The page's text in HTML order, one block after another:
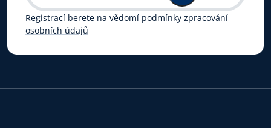
Registrací berete na vědomí podmínky zpracování
osobních údajů